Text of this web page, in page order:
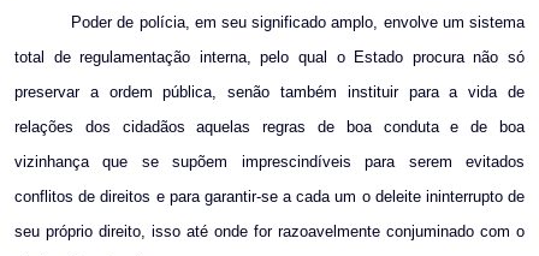
Poder de polícia, em seu significado amplo, envolve um sistema
total de regulamentação interna, pelo qual o Estado procura não só
preservar a ordem pública, senão também instituir para a vida de
relações dos cidadãos aquelas regras de boa conduta e de boa
vizinhança que se supõem imprescindíveis para serem evitados
conflitos de direitos e para garantir-se a cada um o deleite ininterrupto de
seu próprio direito, isso até onde for razoavelmente conjuminado com o